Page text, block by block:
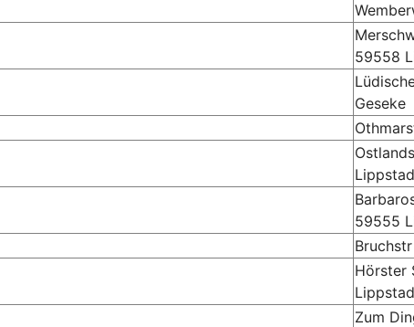
59558
Geseke
59555
Hörster
Zum